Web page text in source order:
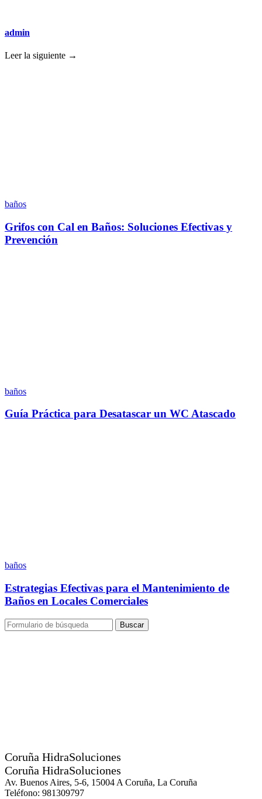
admin
Leer la siguiente →
baños
Grifos con Cal en Baños: Soluciones Efectivas y
Prevención
baños
Guía Práctica para Desatascar un WC Atascado
baños
Estrategias Efectivas para el Mantenimiento de
Baños en Locales Comerciales
Buscar
Coruña HidraSoluciones
Coruña HidraSoluciones
Av. Buenos Aires, 5-6, 15004 A Coruña, La Coruña
Teléfono: 981309797